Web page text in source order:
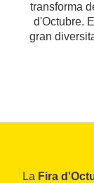
transforma
d'Octubre.
gran
La Fira